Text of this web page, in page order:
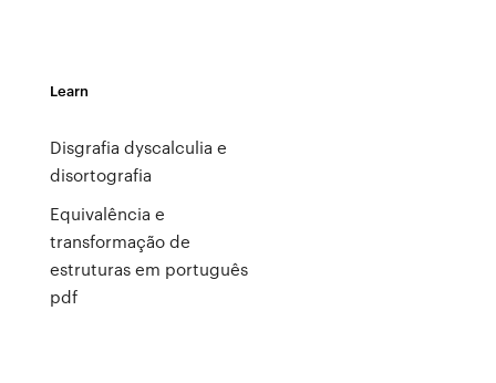
Learn
Disgrafia dyscalculia e
disortografia
Equivalência e
transformação de
estruturas em português
pdf